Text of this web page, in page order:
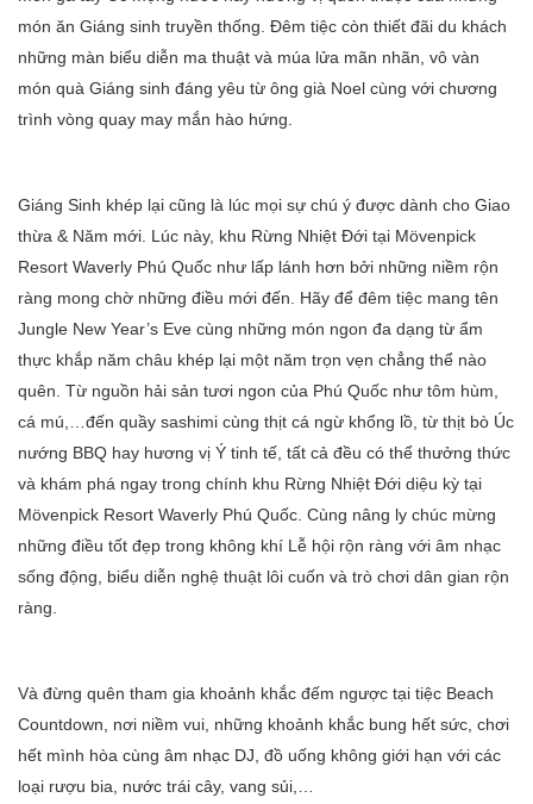
món ăn Giáng sinh truyền thống. Đêm tiệc còn thiết đãi du khách
những màn biểu diễn ma thuật và múa lửa mãn nhãn, vô vàn
món quà Giáng sinh đáng yêu từ ông già Noel cùng với chương
trình vòng quay may mắn hào hứng.
Giáng Sinh khép lại cũng là lúc mọi sự chú ý được dành cho Giao
thừa & Năm mới. Lúc này, khu Rừng Nhiệt Đới tại Mövenpick
Resort Waverly Phú Quốc như lấp lánh hơn bởi những niềm rộn
ràng mong chờ những điều mới đến. Hãy để đêm tiệc mang tên
Jungle New Year’s Eve cùng những món ngon đa dạng từ ẩm
thực khắp năm châu khép lại một năm trọn vẹn chẳng thể nào
quên. Từ nguồn hải sản tươi ngon của Phú Quốc như tôm hùm,
cá mú,…đến quầy sashimi cùng thịt cá ngừ khổng lồ, từ thịt bò Úc
nướng BBQ hay hương vị Ý tinh tế, tất cả đều có thể thưởng thức
và khám phá ngay trong chính khu Rừng Nhiệt Đới diệu kỳ tại
Mövenpick Resort Waverly Phú Quốc. Cùng nâng ly chúc mừng
những điều tốt đẹp trong không khí Lễ hội rộn ràng với âm nhạc
sống động, biểu diễn nghệ thuật lôi cuốn và trò chơi dân gian rộn
ràng.
Và đừng quên tham gia khoảnh khắc đếm ngược tại tiệc Beach
Countdown, nơi niềm vui, những khoảnh khắc bung hết sức, chơi
hết mình hòa cùng âm nhạc DJ, đồ uống không giới hạn với các
loại rượu bia, nước trái cây, vang sủi,…